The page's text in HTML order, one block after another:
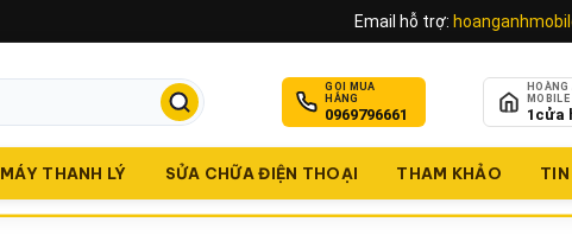
Email hỗ trợ:
GỌI MUA
HÀNG
0969796661
HOÀNG
MOBILE
1 cửa
MÁY THANH LÝ SỬA CHỮA ĐIỆN THOẠI THAM KHẢO